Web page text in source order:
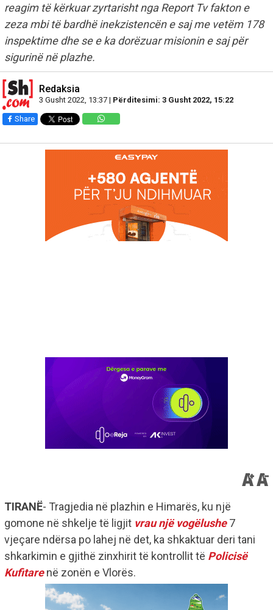
reagim të kërkuar zyrtarisht nga Report Tv fakton e
zeza mbi të bardhë inekzistencën e saj me vetëm 178
inspektime dhe se e ka dorëzuar misionin e saj për
sigurinë në plazhe.
Redaksia
3 Gusht 2022, 13:37 | Përditesimi: 3 Gusht 2022, 15:22
Share
TIRANË- Tragjedia në plazhin e Himarës, ku një
gomone në shkelje të ligjit vrau një vogëlushe7
vjeçare ndërsa po lahej në det, ka shkaktuar deri tani
shkarkimin e gjithë zinxhirit të kontrollit të Policisë
Kufitarenë zonën e Vlorës.